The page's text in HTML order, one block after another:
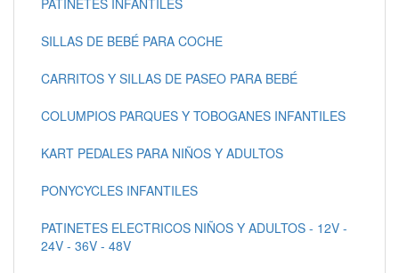
PATINETES INFANTILES
SILLAS DE BEBÉ PARA COCHE
CARRITOS Y SILLAS DE PASEO PARA BEBÉ
COLUMPIOS PARQUES Y TOBOGANES INFANTILES
KART PEDALES PARA NIÑOS Y ADULTOS
PONYCYCLES INFANTILES
PATINETES ELECTRICOS NIÑOS Y ADULTOS - 12V -
24V - 36V - 48V